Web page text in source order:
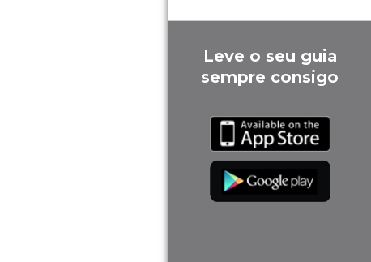
Leve o seu guia
sempre consigo